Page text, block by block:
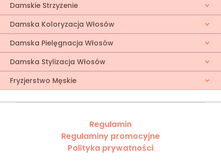
Damskie Strzyżenie
Damska Koloryzacja Włosów
Damska Pielęgnacja Włosów
Damska Stylizacja Włosów
Fryzjerstwo Męskie
Regulamin
Regulaminy promocyjne
Polityka prywatności